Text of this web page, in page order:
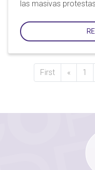
las masivas
First «Previous
1